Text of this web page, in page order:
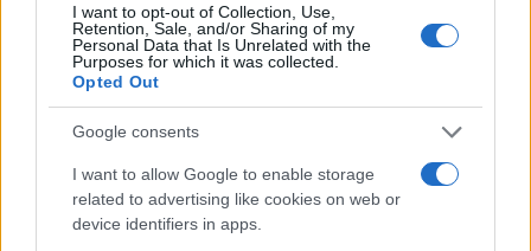
I want to opt-out of Collection, Use,
Retention, Sale, and/or Sharing of my
Personal Data that Is Unrelated with the
Purposes for which it was collected.
Opted Out
Google consents
I want to allow Google to enable storage
related to advertising like cookies on web or
device identifiers in apps.
Papa Leone XIV incontra i giovani ad Assisi: il richiamo
alla pace e alla solidarietà
Matteo Pellegrino · 6 Ago 2026